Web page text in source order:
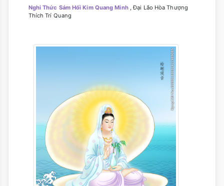
Nghi Thức Sám Hối Kim Quang Minh , Đại Lão Hòa Thượng
Thích Trí Quang